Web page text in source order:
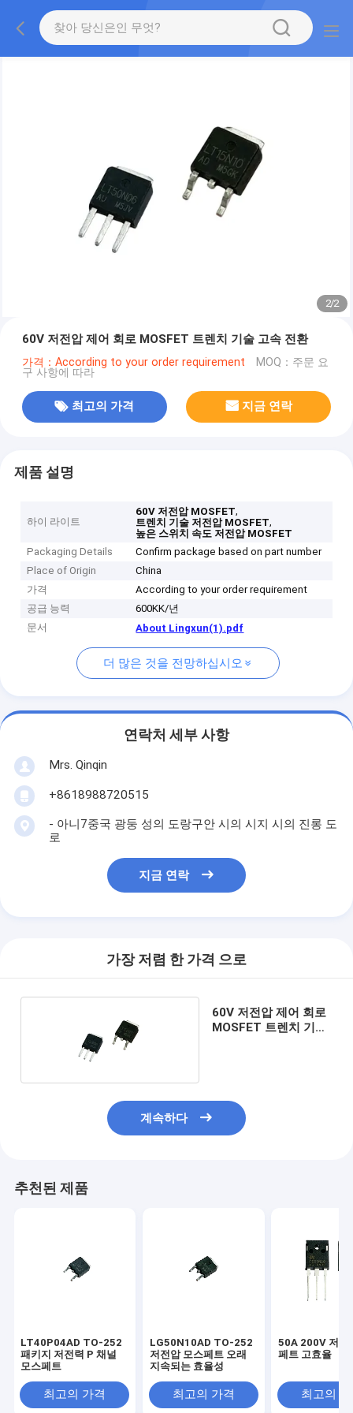
2/2
60V 저전압 제어 회로 MOSFET 트렌치 기술 고속 전환
가격：According to your order requirement MOQ：주문 요
구 사항에 따라
최고의 가격 지금 연락
제품 설명
하이 라이트
60V 저전압 MOSFET,
트렌치 기술 저전압 MOSFET,
높은 스위치 속도 저전압 MOSFET
Packaging Details
Confirm package based on part number
Place of Origin
China
가격
According to your order requirement
공급 능력
600KK/년
문서
About Lingxun(1).pdf
더 많은 것을 전망하십시오
연락처 세부 사항
Mrs. Qinqin
+8618988720515
- 아니7중국 광둥 성의 도랑구안 시의 시지 시의 진롱 도
로
지금 연락
가장 저렴 한 가격 으로
60V 저전압 제어 회로
MOSFET 트렌치 기술
계속하다
추천된 제품
LT40P04AD TO-252
패키지 저전력 P 채널
모스페트
최고의 가격
LG50N10AD TO-252
저전압 모스페트 오래
지속되는 효율성
최고의 가격
50A 200V 저전
페트 고효율
최고의